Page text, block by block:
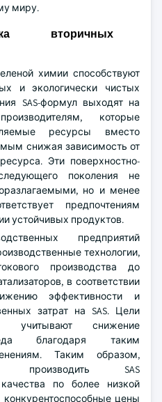
миру.
вторичных
химии способствуют
и экологически чистых
SAS-формул выходят на
которые
ресурсы вместо
снижая зависимость от
Эти поверхностно-
поколения не
но и менее
предпочтениям
устойчивых продуктов.
предприятий
технологии,
производства до
в соответствии
эффективности и
затрат на SAS. Цели
учитывают снижение
благодаря таким
Таким образом,
производить SAS
качества по более низкой
конкурентоспособные цены